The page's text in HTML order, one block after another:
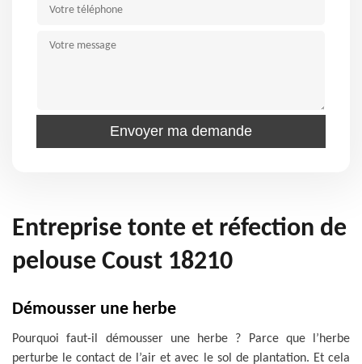
Entreprise tonte et réfection de
pelouse Coust 18210
Démousser une herbe
Pourquoi faut-il démousser une herbe ? Parce que l’herbe
perturbe le contact de l’air et avec le sol de plantation. Et cela